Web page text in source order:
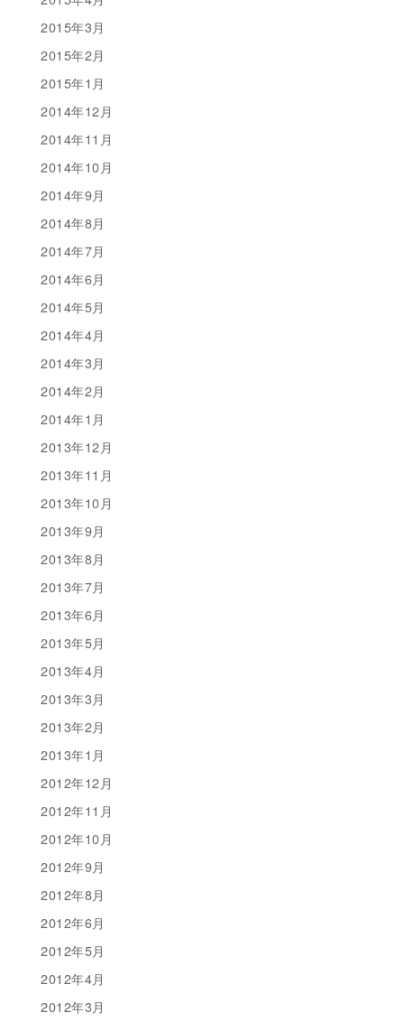
2015年3月
2015年2月
2015年1月
2014年12月
2014年11月
2014年10月
2014年9月
2014年8月
2014年7月
2014年6月
2014年5月
2014年4月
2014年3月
2014年2月
2014年1月
2013年12月
2013年11月
2013年10月
2013年9月
2013年8月
2013年7月
2013年6月
2013年5月
2013年4月
2013年3月
2013年2月
2013年1月
2012年12月
2012年11月
2012年10月
2012年9月
2012年8月
2012年6月
2012年5月
2012年4月
2012年3月